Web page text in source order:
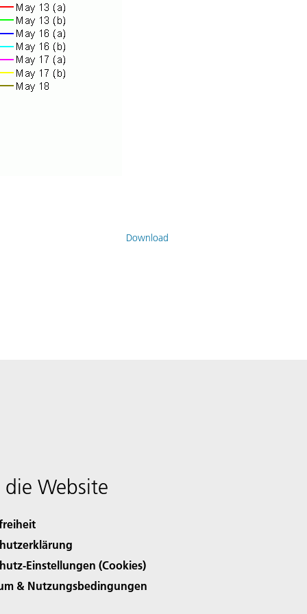
Download
Website
Einstellungen (Cookies)
& Nutzungsbedingungen